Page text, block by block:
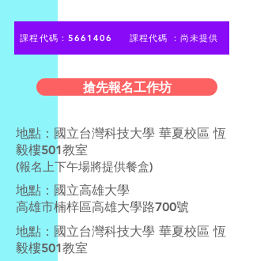
課程代碼：5661406 課程代碼 ：尚未提供
搶先報名工作坊
地點：國立台灣科技大學 華夏校區 恆
毅樓501教室
(報名上下午場將提供餐盒)
地點：國立高雄大學
高雄市楠梓區高雄大學路700號
地點：國立台灣科技大學 華夏校區 恆
毅樓501教室